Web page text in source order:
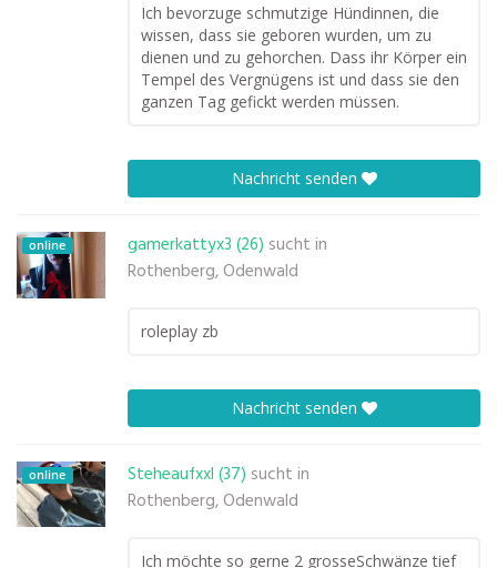
Ich bevorzuge schmutzige Hündinnen, die
wissen, dass sie geboren wurden, um zu
dienen und zu gehorchen. Dass ihr Körper ein
Tempel des Vergnügens ist und dass sie den
ganzen Tag gefickt werden müssen.
Nachricht senden
online gamerkattyx3 (26) sucht in
Rothenberg, Odenwald
roleplay zb
Nachricht senden
online Steheaufxxl (37) sucht in
Rothenberg, Odenwald
Ich möchte so gerne 2 grosseSchwänze tief